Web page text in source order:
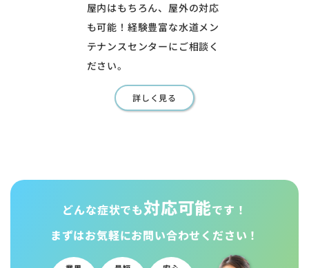
屋内はもちろん、屋外の対応
も可能！経験豊富な水道メン
テナンスセンターにご相談く
ださい。
詳しく見る
どんな症状でも対応可能です！
まずはお気軽にお問い合わせください！